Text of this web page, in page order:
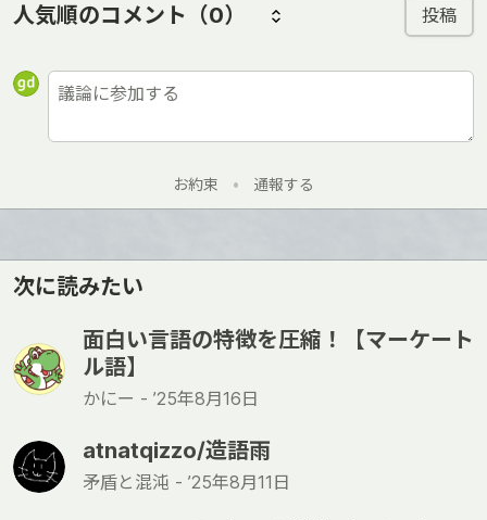
人気順のコメント （0） 投稿
お約束 • 通報する
次に読みたい
面白い言語の特徴を圧縮！【マーケート
ル語】
かにー - ’25年8月16日
atnatqizzo/造語雨
矛盾と混沌 - ’25年8月11日